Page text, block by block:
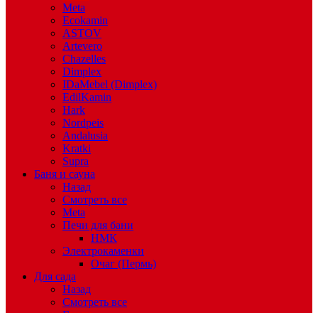
Meta
Ecokamin
ASTOV
Artevero
Chazelles
Dimplex
IDaMebel (Dimplex)
EdilKamin
Hark
Nordpeis
Andalusia
Kratki
Supra
Баня и сауна
Назад
Смотреть все
Meta
Печи для бани
НМК
Электрокаменки
Очаг (Пермь)
Для сада
Назад
Смотреть все